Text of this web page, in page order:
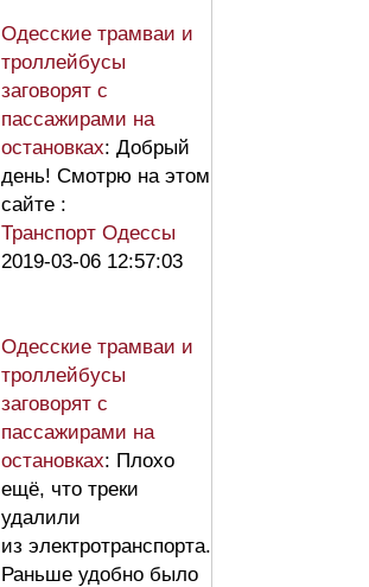
Одесские трамваи и
троллейбусы
заговорят c
пассажирами на
остановках: Добрый
день! Смотрю на этом
сайте :
Транспорт Одессы
2019-03-06 12:57:03
Одесские трамваи и
троллейбусы
заговорят c
пассажирами на
остановках: Плохо
ещё, что треки
удалили
из электротранспорта.
Раньше удобно было